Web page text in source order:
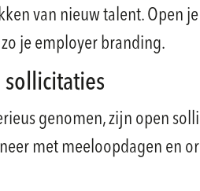
van nieuw talent. Open
je employer branding.
genomen, zijn open
met meeloopdagen en